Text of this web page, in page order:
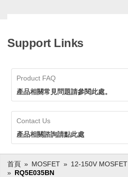
Support Links
Product FAQ
產品相關常見問題請參閱此處。
Contact Us
產品相關諮詢請點此處
首頁 MOSFET 12-150V MOSFET
RQ5E035BN